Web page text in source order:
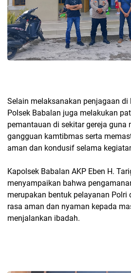
Selain melaksanakan penjagaan di
Polsek Babalan juga melakukan
pemantauan di sekitar gereja guna
gangguan kamtibmas serta
aman dan kondusif selama
Kapolsek Babalan AKP Eben H.
menyampaikan bahwa
merupakan bentuk pelayanan Polri
rasa aman dan nyaman kepada
menjalankan ibadah.